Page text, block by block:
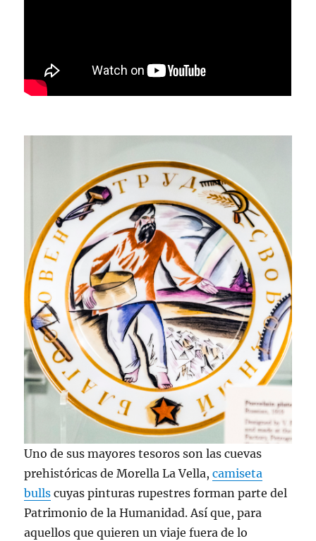
Uno de sus mayores tesoros son las cuevas
prehistóricas de Morella La Vella,camiseta
bulls cuyas pinturas rupestres forman parte del
Patrimonio de la Humanidad. Así que, para
aquellos que quieren un viaje fuera de lo